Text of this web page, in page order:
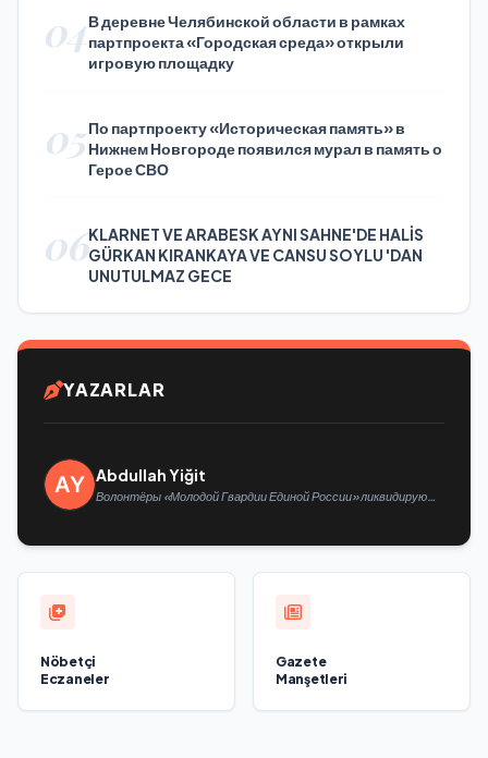
04В деревне Челябинской области в рамках
партпроекта «Городская среда» открыли
игровую площадку
05По партпроекту «Историческая память» в
Нижнем Новгороде появился мурал в память о
Герое СВО
06KLARNET VE ARABESK AYNI SAHNE'DE HALİS
GÜRKAN KIRANKAYA VE CANSU SOYLU 'DAN
UNUTULMAZ GECE
YAZARLAR
Abdullah Yiğit
Волонтёры «Молодой Гвардии Единой России» ликвидируют
Nöbetçi
Eczaneler
Gazete
Manşetleri